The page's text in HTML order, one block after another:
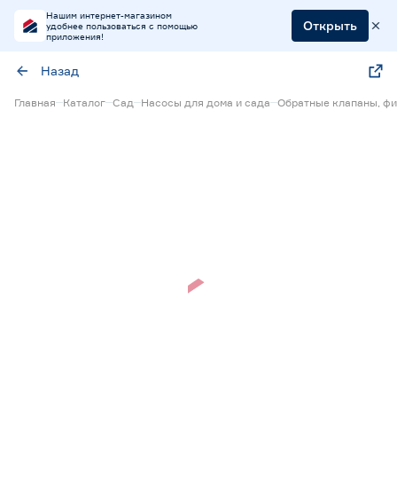
Нашим интернет-магазином
удобнее пользоваться с помощью
приложения!
Открыть
Назад
Главная Каталог Сад Насосы для дома и сада Обратные клапаны,